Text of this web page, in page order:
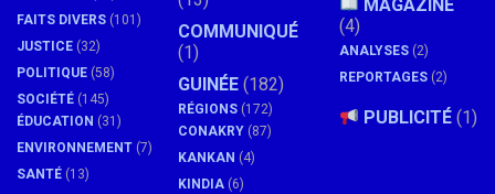
FAITS DIVERS (101)
JUSTICE (32)
POLITIQUE (58)
SOCIÉTÉ (145)
ÉDUCATION (31)
ENVIRONNEMENT (7)
SANTÉ (13)
COMMUNIQUÉ
(1)
GUINÉE (182)
RÉGIONS (172)
CONAKRY (87)
KANKAN (4)
KINDIA (6)
MAGAZINE
(4)
ANALYSES (2)
REPORTAGES (2)
PUBLICITÉ (1)